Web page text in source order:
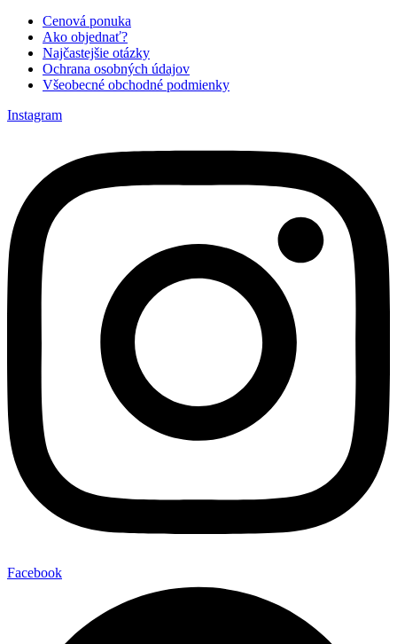
Cenová ponuka
Ako objednať?
Najčastejšie otázky
Ochrana osobných údajov
Všeobecné obchodné podmienky
Instagram
Facebook